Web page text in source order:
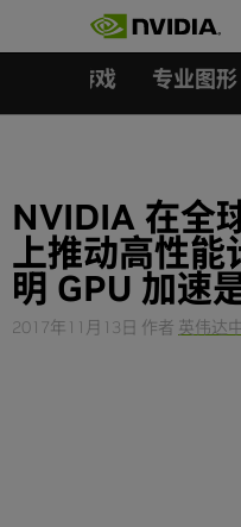
游戏 专业图形
NVIDIA 在全
上推动高性能
明 GPU 加速
2017年11月13日 作者 英伟达